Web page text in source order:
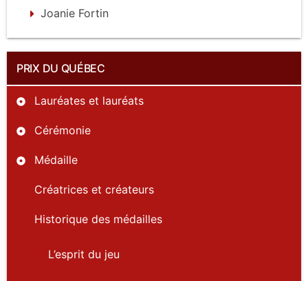
PRIX DU QUÉBEC
Lauréates et lauréats
Cérémonie
Médaille
Créatrices et créateurs
Historique des médailles
L’esprit du jeu
Joanie Fortin